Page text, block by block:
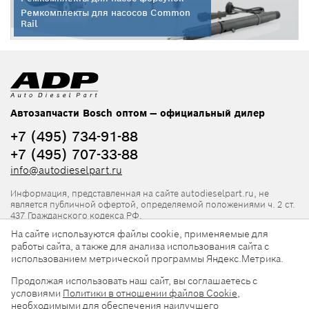
Ремкомплекты для насосов Common
Rail
Автозапчасти Bosch оптом — официальный дилер
+7 (495) 734-91-88
+7 (495) 707-33-88
info@autodieselpart.ru
Информация, представленная на сайте autodieselpart.ru, не
является публичной офертой, определяемой положениями ч. 2 ст.
437 Гражданского кодекса РФ.
Нормативная документация
ADP в социальных сетях
На сайте используются файлы cookie, применяемые для
работы сайта, а также для анализа использования сайта с
использованием метрической программы Яндекс.Метрика.
Продолжая использовать наш сайт, вы соглашаетесь с
условиями Политики в отношении файлов Cookie,
необходимыми для обеспечения наилучшего